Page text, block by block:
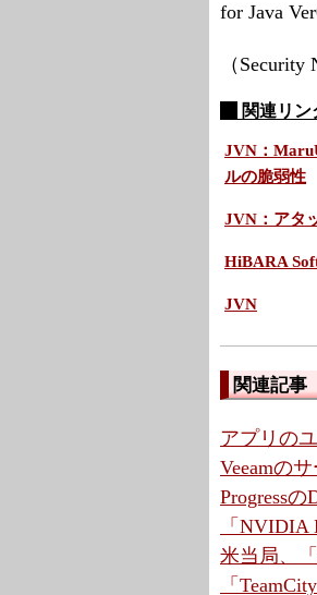
for Java
（
関連リン
JVN：
ルの脆弱性
JVN：アタ
HiBARA
JVN
関連記事
アプリの
Veeamの
Progress
「
米当局、
「